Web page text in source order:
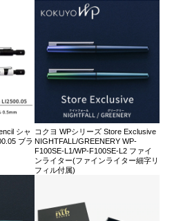
シャ
ブラ
コクヨ WPシリーズ Store Exclusive
NIGHTFALL/GREENERY WP-
F100SE-L1/WP-F100SE-L2 ファイ
ンライター(ファインライター細字リ
フィル付属)